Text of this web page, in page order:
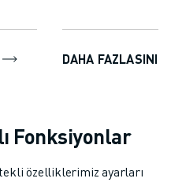
DAHA FAZLASINI
Fonksiyonlar
özelliklerimiz ayarları